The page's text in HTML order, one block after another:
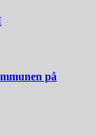
på